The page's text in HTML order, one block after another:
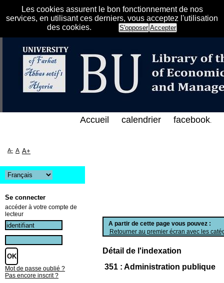
Les cookies assurent le bon fonctionnement de nos
services, en utilisant ces derniers, vous acceptez l'utilisation
des cookies.
S'opposer Accepter
الإلكتروني على الخط المباشر لمكتبة كلية
A partir de cette page vous pouvez :
Retourner au premier écran avec les
Détail de l'indexation
351 : Administration publique
Accueil calendrier facebook.
A- A A+
Se connecter
accéder à votre compte de
lecteur
Mot de passe oublié ?
Pas encore inscrit ?